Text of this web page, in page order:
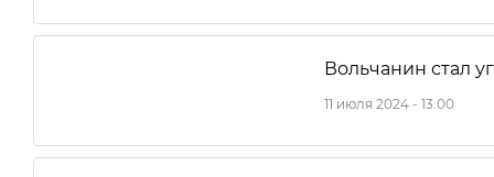
Вольчанин стал
11 июля 2024 - 13:00